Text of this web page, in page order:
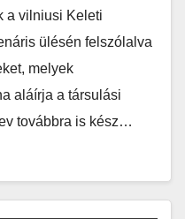
a vilniusi Keleti
ülésén felszólalva
melyek
aláírja a társulási
továbbra is kész…